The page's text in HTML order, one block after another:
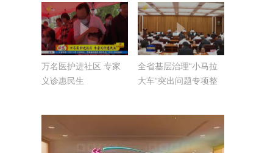
色低碳高质量发展
万名医护进社区 专家
义诊惠民生
全省基层治理“小马拉
大车”突出问题专项整